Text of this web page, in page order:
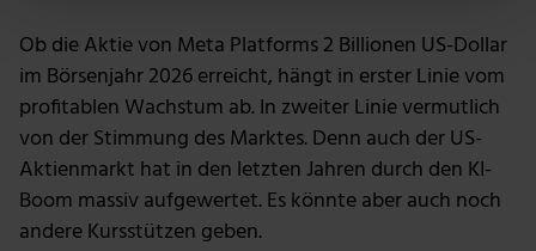
Abschnitt Einzelheiten fest.
Wir verwenden Cookies, um Inhalte und Anzeigen zu
personalisieren, Funktionen für soziale Medien anbieten
zu können und die Zugriffe auf unsere Website zu
analysieren. Außerdem geben wir Informationen zu
deiner Verwendung unserer Website an unsere Partner
Ob die Aktie von Meta Platforms 2 Billionen US-Dollar
im Börsenjahr 2026 erreicht, hängt in erster Linie vom
profitablen Wachstum ab. In zweiter Linie vermutlich
von der Stimmung des Marktes. Denn auch der US-
Aktienmarkt hat in den letzten Jahren durch den KI-
Boom massiv aufgewertet. Es könnte aber auch noch
andere Kursstützen geben.